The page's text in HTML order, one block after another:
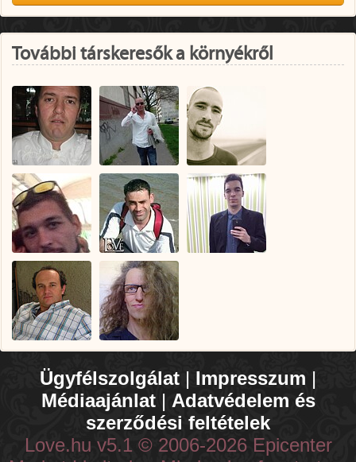
További társkeresők a környékről
Ügyfélszolgálat | Impresszum |
Médiaajánlat| Adatvédelem és
szerződési feltételek
Love.hu v5.1 © 2006-2026 Epicenter